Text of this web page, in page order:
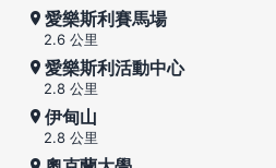
愛樂斯利賽馬場
2.6 公里
愛樂斯利活動中心
2.8 公里
伊甸山
2.8 公里